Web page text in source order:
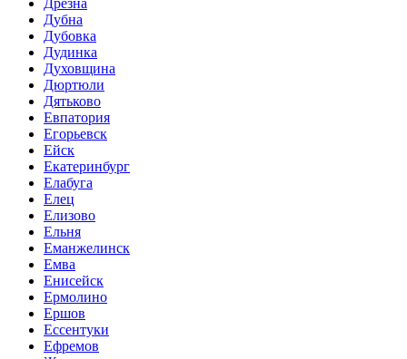
Дрезна
Дубна
Дубовка
Дудинка
Духовщина
Дюртюли
Дятьково
Евпатория
Егорьевск
Ейск
Екатеринбург
Елабуга
Елец
Елизово
Ельня
Еманжелинск
Емва
Енисейск
Ермолино
Ершов
Ессентуки
Ефремов